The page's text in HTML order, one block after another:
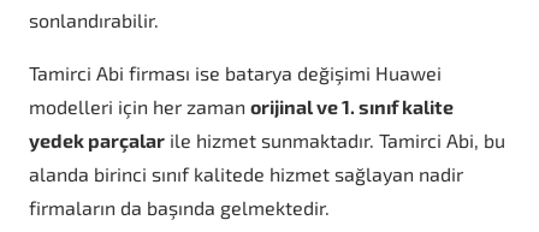
sonlandırabilir.
Tamirci Abi firması ise batarya değişimi Huawei
modelleri için her zaman orijinal ve 1. sınıf kalite
yedek parçalar ile hizmet sunmaktadır. Tamirci Abi, bu
alanda birinci sınıf kalitede hizmet sağlayan nadir
firmaların da başında gelmektedir.